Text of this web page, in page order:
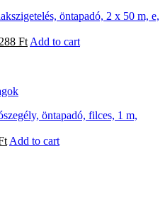
öntapadó, 2 x 50 m, e,
Ft Add to cart
öntapadó, filces, 1 m,
Add to cart